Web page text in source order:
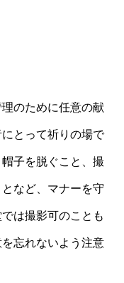
のために任意の献
とって祈りの場で
子を脱ぐこと、撮
など、マナーを守
は撮影可のことも
忘れないよう注意